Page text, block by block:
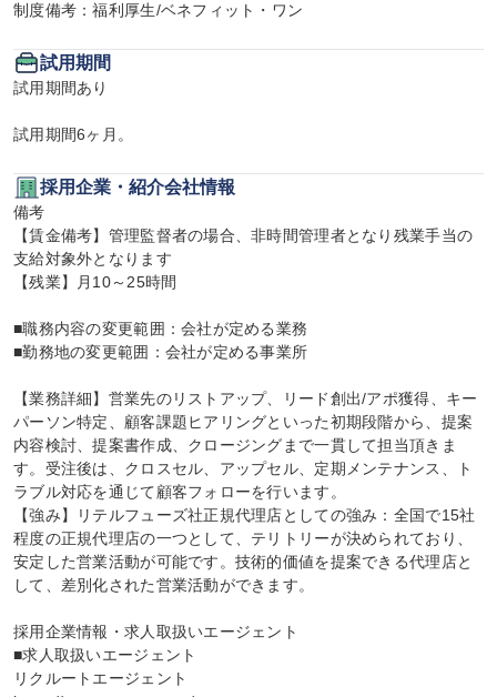
制度備考：福利厚生/ベネフィット・ワン
試用期間
試用期間あり
試用期間6ヶ月。
採用企業・紹介会社情報
備考
【賃金備考】管理監督者の場合、非時間管理者となり残業手当の
支給対象外となります
【残業】月10～25時間
■職務内容の変更範囲：会社が定める業務
■勤務地の変更範囲：会社が定める事業所
【業務詳細】営業先のリストアップ、リード創出/アポ獲得、キー
パーソン特定、顧客課題ヒアリングといった初期段階から、提案
内容検討、提案書作成、クロージングまで一貫して担当頂きま
す。受注後は、クロスセル、アップセル、定期メンテナンス、ト
ラブル対応を通じて顧客フォローを行います。
【強み】リテルフューズ社正規代理店としての強み：全国で15社
程度の正規代理店の一つとして、テリトリーが決められており、
安定した営業活動が可能です。技術的価値を提案できる代理店と
して、差別化された営業活動ができます。
採用企業情報・求人取扱いエージェント
■求人取扱いエージェント
リクルートエージェント